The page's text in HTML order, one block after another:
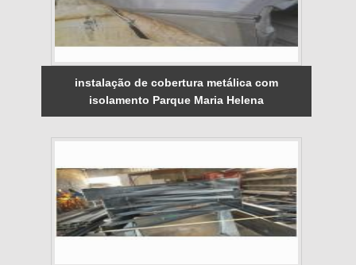
instalação de cobertura metálica com
isolamento Parque Maria Helena